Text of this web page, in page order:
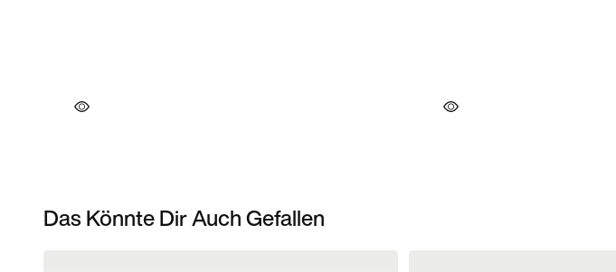
Das Könnte Dir Auch Gefallen